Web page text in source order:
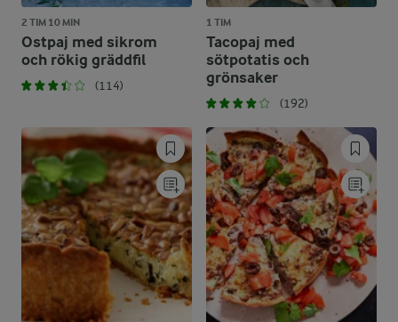
2 TIM 10 MIN
Ostpaj med sikrom
och rökig gräddfil
(114)
1 TIM
Tacopaj med
sötpotatis och
grönsaker
(192)